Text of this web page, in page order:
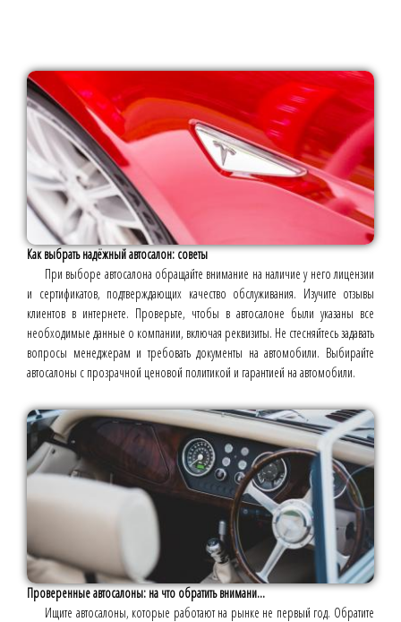
Как выбрать надёжный автосалон: советы
При выборе автосалона обращайте внимание на наличие у него лицензии
и сертификатов, подтверждающих качество обслуживания. Изучите отзывы
клиентов в интернете. Проверьте, чтобы в автосалоне были указаны все
необходимые данные о компании, включая реквизиты. Не стесняйтесь задавать
вопросы менеджерам и требовать документы на автомобили. Выбирайте
автосалоны с прозрачной ценовой политикой и гарантией на автомобили.
Проверенные автосалоны: на что обратить внимани...
Ищите автосалоны, которые работают на рынке не первый год. Обратите